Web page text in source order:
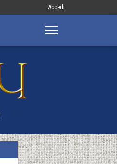
Меню
запису
Accedi